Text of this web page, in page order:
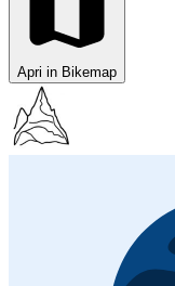
Apri in Bikemap